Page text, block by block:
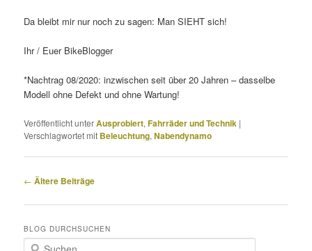
Da bleibt mir nur noch zu sagen: Man SIEHT sich!
Ihr / Euer BikeBlogger
*Nachtrag 08/2020: inzwischen seit über 20 Jahren – dasselbe
Modell ohne Defekt und ohne Wartung!
Veröffentlicht unterAusprobiert,Fahrräder und Technik |
Verschlagwortet mit Beleuchtung,Nabendynamo
Beitragsnavigation
← Ältere Beiträge
BLOG DURCHSUCHEN